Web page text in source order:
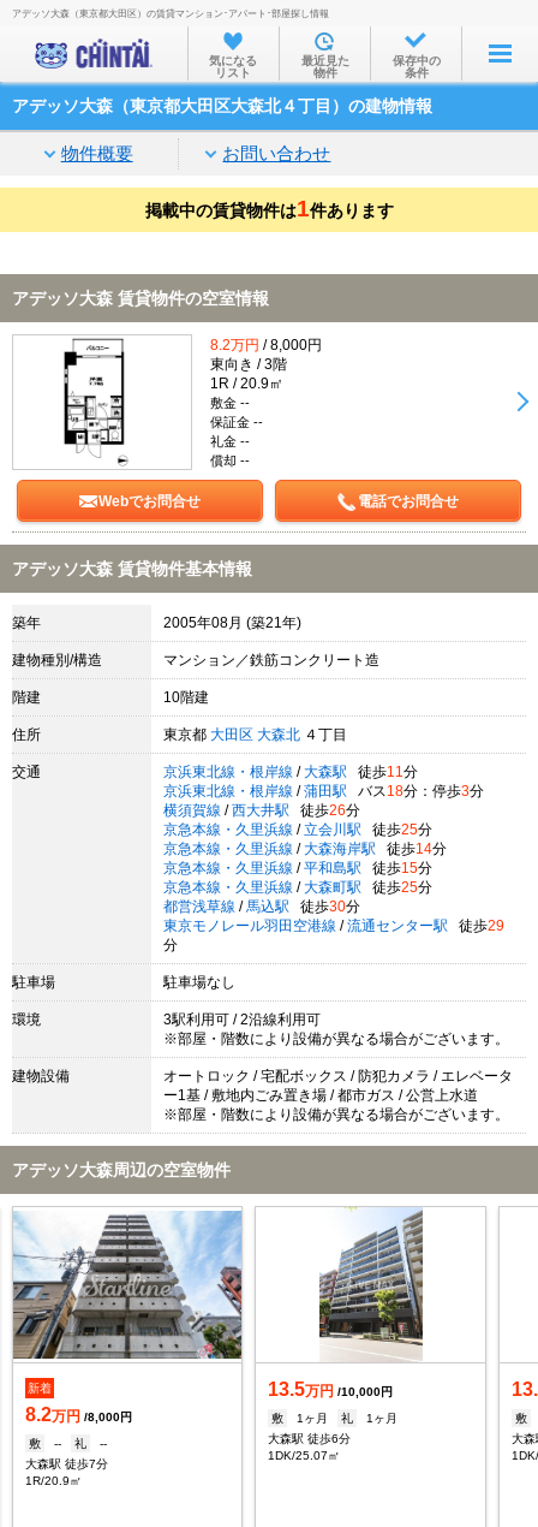
お部屋を探す
沿線・駅から
家賃相場から
通勤通学時間から
不動産会社から
TOP
アデッソ大森（東京都大田区）の賃貸マンション･アパート･部屋探し情報
気になる
リスト
最近見た
物件
保存中の
条件
アデッソ大森（東京都大田区大森北４丁目）の建物情報
物件概要 お問い合わせ
掲載中の賃貸物件は1件あります
アデッソ大森 賃貸物件の空室情報
8.2万円 / 8,000円
東向き / 3階
1R / 20.9㎡
敷金 --
保証金 --
礼金 --
償却 --
Webでお問合せ 電話でお問合せ
アデッソ大森 賃貸物件基本情報
築年 2005年08月 (築21年)
建物種別/構造 マンション／鉄筋コンクリート造
階建 10階建
住所 東京都 大田区 大森北 ４丁目
交通 京浜東北線・根岸線 / 大森駅 徒歩11 分
京浜東北線・根岸線 / 蒲田駅 バス 18分：停歩3分
横須賀線 / 西大井駅 徒歩26分
京急本線・久里浜線 / 立会川駅 徒歩25分
京急本線・久里浜線 / 大森海岸駅 徒歩14分
京急本線・久里浜線 / 平和島駅 徒歩15分
京急本線・久里浜線 / 大森町駅 徒歩25分
都営浅草線 / 馬込駅 徒歩30分
東京モノレール羽田空港線 / 流通センター駅 徒歩29
分
駐車場 駐車場なし
環境
3駅利用可 / 2沿線利用可
※部屋・階数により設備が異なる場合がございます。
建物設備
オートロック / 宅配ボックス / 防犯カメラ / エレベータ
ー1基 / 敷地内ごみ置き場 / 都市ガス / 公営上水道
※部屋・階数により設備が異なる場合がございます。
アデッソ大森周辺の空室物件
新着
8.2万円 /8,000円
敷
-- 礼
--
大森駅 徒歩7分
1R/20.9㎡
13.5万円 /10,000円
敷
1ヶ月 礼
1ヶ月
大森駅 徒歩6分
1DK/25.07㎡
敷
大森